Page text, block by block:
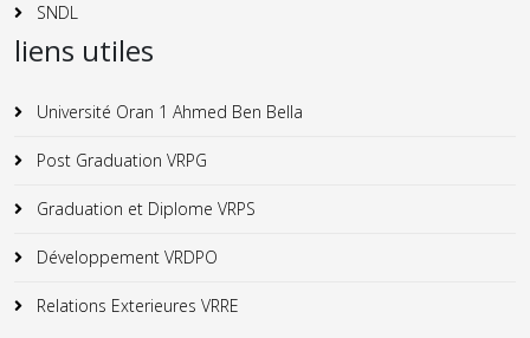
SNDL
liens utiles
Université Oran 1 Ahmed Ben Bella
Post Graduation VRPG
Graduation et Diplome VRPS
Développement VRDPO
Relations Exterieures VRRE